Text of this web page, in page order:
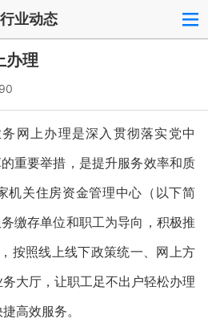
行业动态
办理
网上办理是深入贯彻落实党中
重要举措，是提升服务效率和质
机关住房资金管理中心（以下简
缴存单位和职工为导向，积极推
按照线上线下政策统一、网上方
大厅，让职工足不出户轻松办理
高效服务。